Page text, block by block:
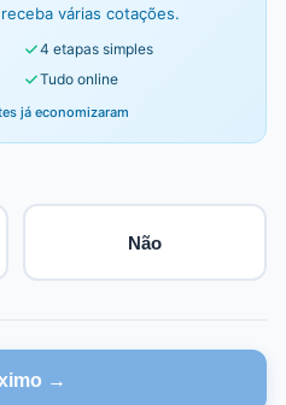
várias cotações.
4 etapas simples
Tudo online
já economizaram
Não
→